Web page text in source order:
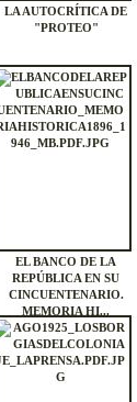
LA AUTOCRÍTICA DE
"PROTEO"
EL BANCO DE LA
REPÚBLICA EN SU
CINCUENTENARIO.
MEMORIA HI...